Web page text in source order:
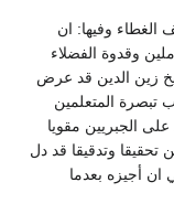
وفيها: ان
وقدوة الفضلاء
زين الدين قد عرض
المتعلمين
الجبريين مقويا
تحقيقا وتدقيقا قد دل
أجيزه بعدما